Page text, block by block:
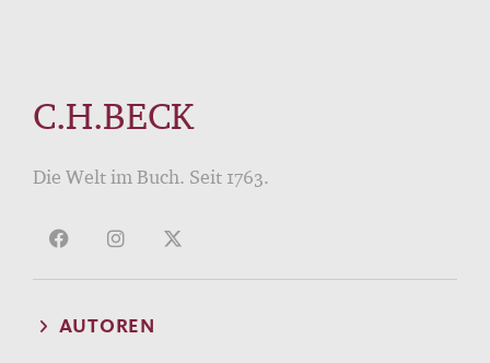
C.H.BECK
Die Welt im Buch. Seit 1763.
AUTOREN